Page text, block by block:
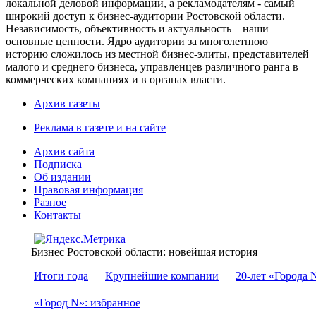
локальной деловой информации, а рекламодателям - самый
широкий доступ к бизнес-аудитории Ростовской области.
Независимость, объективность и актуальность – наши
основные ценности. Ядро аудитории за многолетнюю
историю сложилось из местной бизнес-элиты, представителей
малого и среднего бизнеса, управленцев различного ранга в
коммерческих компаниях и в органах власти.
Архив газеты
Реклама в газете и на сайте
Архив сайта
Подписка
Об издании
Правовая информация
Разное
Контакты
Бизнес Ростовской области: новейшая история
Итоги года
Крупнейшие компании 20-лет «Города
«Город N»: избранное